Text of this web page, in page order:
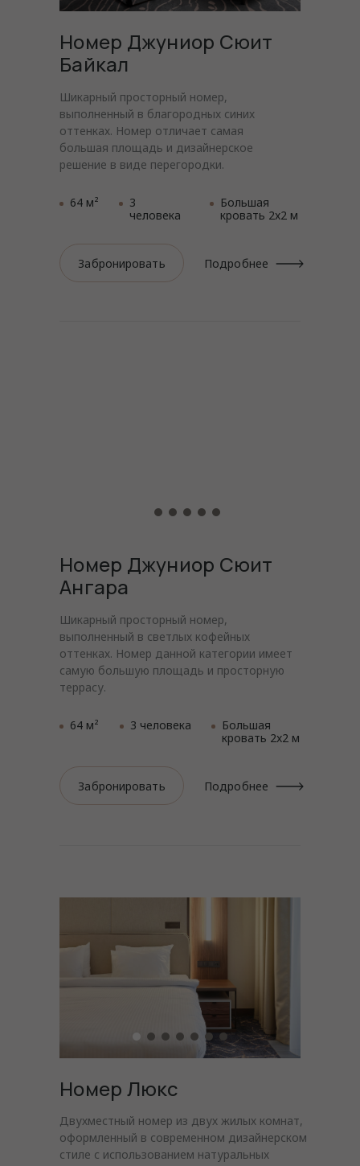
Номер Джуниор Сюит
Байкал
Шикарный просторный номер,
выполненный в благородных синих
оттенках. Номер отличает самая
большая площадь и дизайнерское
решение в виде перегородки.
3
человека
Забронировать
Большая
кровать 2x2 м
64 м²
Подробнее
Номер Джуниор Сюит
Ангара
Шикарный просторный номер,
выполненный в светлых кофейных
оттенках. Номер данной категории имеет
самую большую площадь и просторную
террасу.
Забронировать
3 человека
Большая
кровать 2x2 м
64 м²
Подробнее
Номер Люкс
Двухместный номер из двух жилых комнат,
оформленный в современном дизайнерском
стиле с использованием натуральных